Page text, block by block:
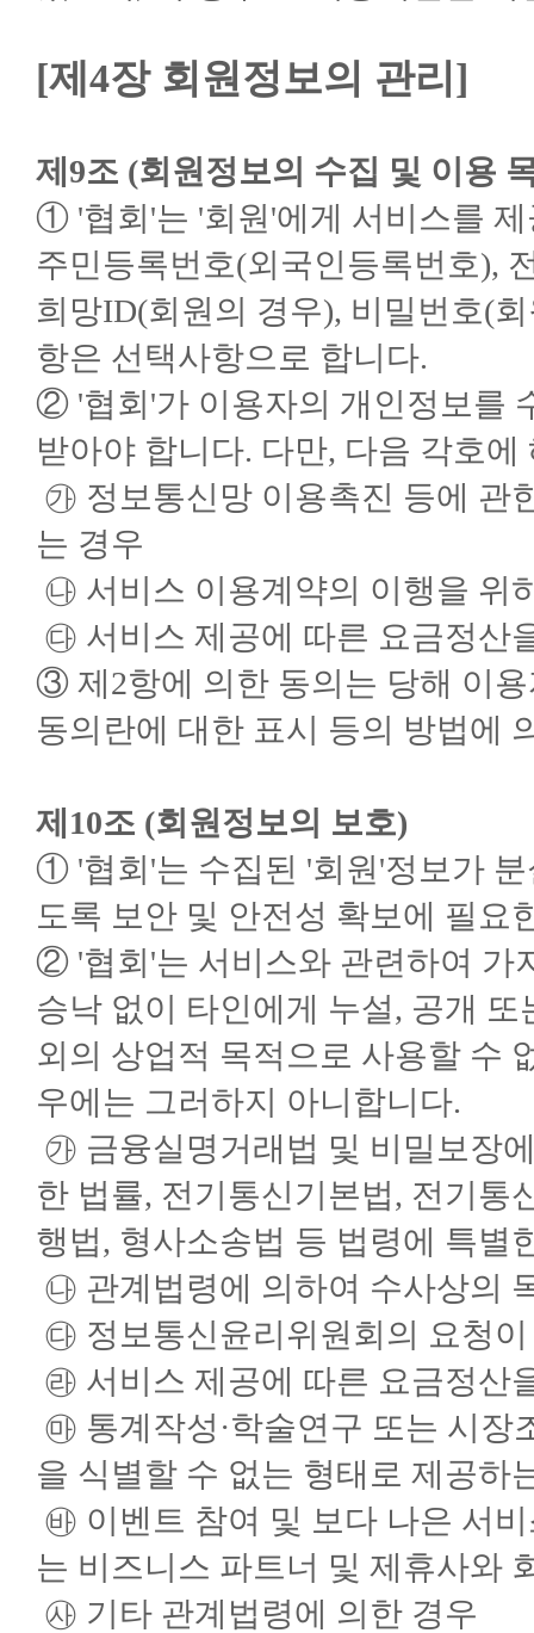
[제4장 회원정보의 관리]
제9조 (회원정보의 수집 및 이용
① '협회'는 '회원'에게 서비스를
주민등록번호(외국인등록번호),
희망ID(회원의 경우), 비밀번호(
항은 선택사항으로 합니다.
② '협회'가 이용자의 개인정보를
받아야 합니다. 다만, 다음 각호
㉮ 정보통신망 이용촉진 등에 관
는 경우
㉯ 서비스 이용계약의 이행을 위
㉰ 서비스 제공에 따른 요금정산
③ 제2항에 의한 동의는 당해 이
동의란에 대한 표시 등의 방법에
제10조 (회원정보의 보호)
① '협회'는 수집된 '회원'정보가 분
도록 보안 및 안전성 확보에 필요
② '협회'는 서비스와 관련하여 가
승낙 없이 타인에게 누설, 공개
외의 상업적 목적으로 사용할 수
우에는 그러하지 아니합니다.
㉮ 금융실명거래법 및 비밀보장
한 법률, 전기통신기본법, 전기통
행법, 형사소송법 등 법령에 특별
㉯ 관계법령에 의하여 수사상의
㉰ 정보통신윤리위원회의 요청
㉱ 서비스 제공에 따른 요금정산
㉲ 통계작성·학술연구 또는 시
을 식별할 수 없는 형태로 제공하
㉳ 이벤트 참여 및 보다 나은 서
는 비즈니스 파트너 및 제휴사와
㉴ 기타 관계법령에 의한 경우